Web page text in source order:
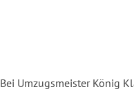
Bei Umzugsmeister König